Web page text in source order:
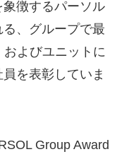
徴するパーソル
、グループで最
よびユニットに
を表彰していま
Group Award